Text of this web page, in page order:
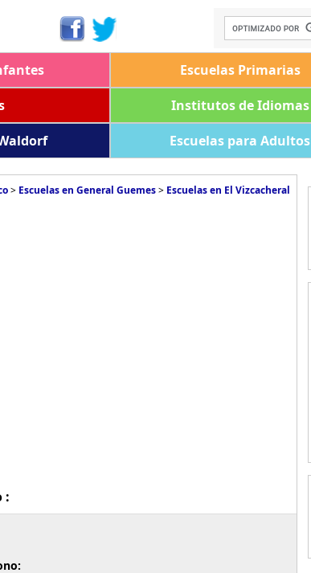
Escuelas Primarias
Institutos de Idiomas
Escuelas para Adultos
> Escuelas en General Guemes> Escuelas en El Vizcacheral
: